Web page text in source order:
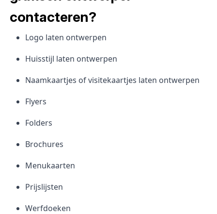
contacteren?
Logo laten ontwerpen
Huisstijl laten ontwerpen
Naamkaartjes of visitekaartjes laten ontwerpen
Flyers
Folders
Brochures
Menukaarten
Prijslijsten
Werfdoeken